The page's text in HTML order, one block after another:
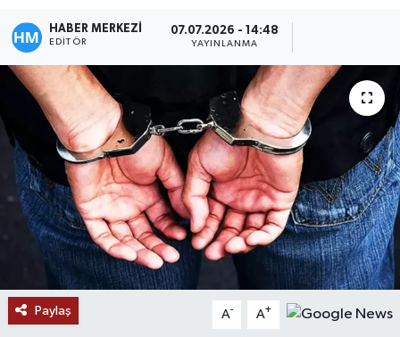
HABER MERKEZİ
EDITÖR
07.07.2026 - 14:48
YAYINLANMA
Paylaş A- A+